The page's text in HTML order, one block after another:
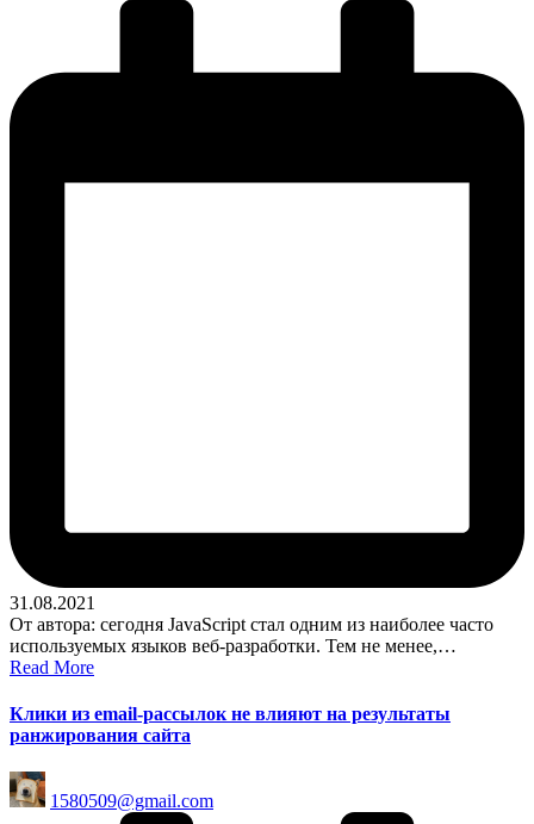
31.08.2021
От автора: сегодня JavaScript стал одним из наиболее часто
используемых языков веб-разработки. Тем не менее,…
Read More
Клики из email-рассылок не влияют на результаты
ранжирования сайта
Posted
by
1580509@gmail.com